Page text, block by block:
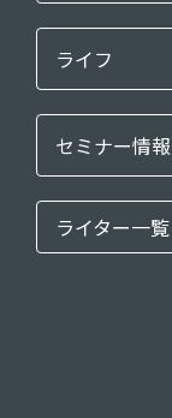
ライフ
セミナー情報
ライター一覧